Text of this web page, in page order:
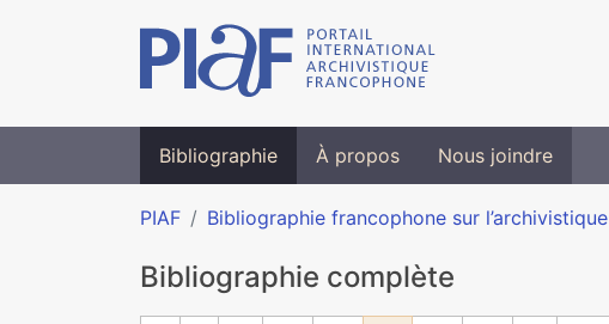
Bibliographie À propos Nous joindre
PIAF Bibliographie francophone sur l’archivistique
Bibliographie complète